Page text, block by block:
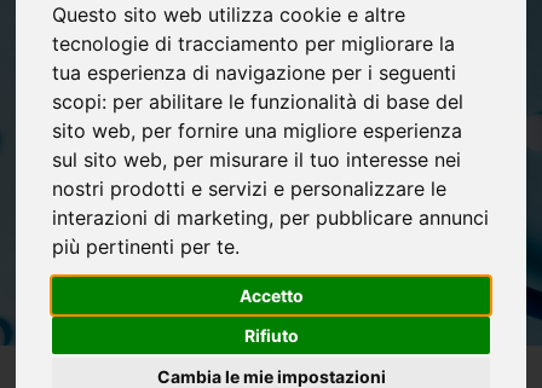
Questo sito web utilizza cookie e altre
tecnologie di tracciamento per migliorare la
tua esperienza di navigazione per i seguenti
scopi: per abilitare le funzionalità di base del
sito web, per fornire una migliore esperienza
sul sito web, per misurare il tuo interesse nei
nostri prodotti e servizi e personalizzare le
interazioni di marketing, per pubblicare annunci
più pertinenti per te.
Accetto
Rifiuto
Cambia le mie impostazioni
ASI IGEA ETS
Benessere e salute
in modo semplice e diretto
Scopri